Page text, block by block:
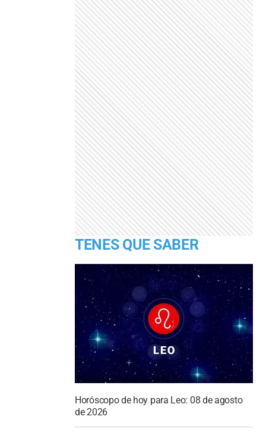
TENES QUE SABER
Horóscopo de hoy para Leo: 08 de agosto
de 2026